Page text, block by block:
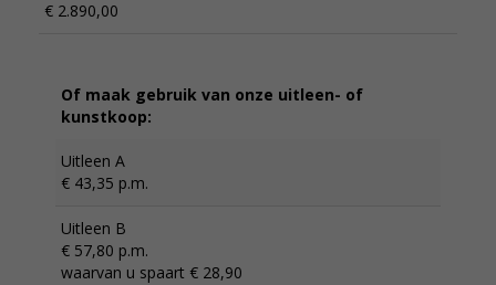
€ 2.890,00
Of maak gebruik van onze uitleen- of
kunstkoop:
Uitleen A
€ 43,35 p.m.
Uitleen B
€ 57,80 p.m.
waarvan u spaart € 28,90